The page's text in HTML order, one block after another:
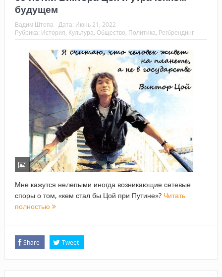
будущем
Вадим Штепа Дата: Июнь 21, 2022
Рубрика: История Культура Общество Политика Регбрендинг
Мне кажутся нелепыми иногда возникающие сетевые
споры о том, «кем стал бы Цой при Путине»? Читать
полностью
Share Tweet